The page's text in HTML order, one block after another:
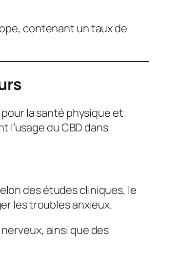
contenant un taux de
pour la santé physique et
du CBD dans
des études cliniques, le
les troubles anxieux.
ainsi que des